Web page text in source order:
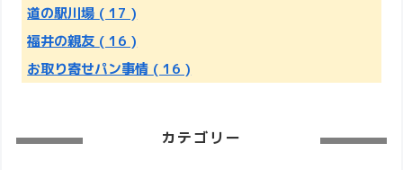
道の駅川場 ( 17 )
福井の親友 ( 16 )
お取り寄せパン事情 ( 16 )
カテゴリー